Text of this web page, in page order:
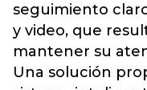
seguimiento
y video, que
mantener su
Una solución